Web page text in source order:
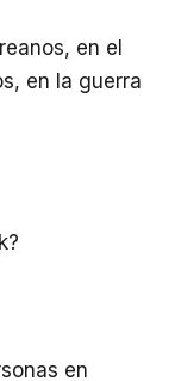
en el
en la guerra
en